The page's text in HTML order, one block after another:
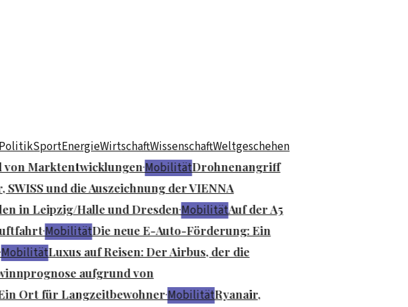
SportEnergieWirtschaftWissenschaftWeltgeschehen
Marktentwicklungen·MobilitätDrohnenangriff
und die Auszeichnung der VIENNA
in Leipzig/Halle und Dresden·MobilitätAuf der A5
·MobilitätDie neue E-Auto-Förderung: Ein
Luxus auf Reisen: Der Airbus, der die
aufgrund von
Ort für Langzeitbewohner·MobilitätRyanair,